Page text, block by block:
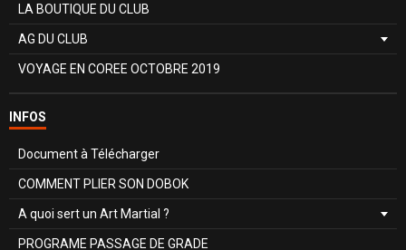
LA BOUTIQUE DU CLUB
AG DU CLUB
VOYAGE EN COREE OCTOBRE 2019
INFOS
Document à Télécharger
COMMENT PLIER SON DOBOK
A quoi sert un Art Martial ?
PROGRAME PASSAGE DE GRADE